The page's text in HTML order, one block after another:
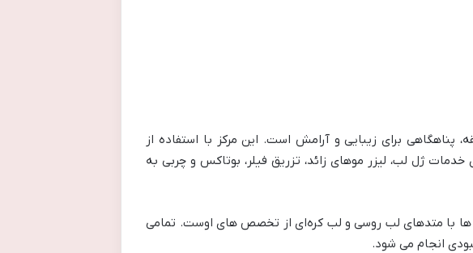
زعفرانیه تهران با مدیریت دکتر امین همدانی و بیش از ۷ سال سابقه، پناهگاهی برای زیبایی و آرامش است. این مرکز با استفاده از
سال ۱۳۹۶ تا امروز جذب کرده است. آدری خدمات ژل لب، لیزر موهای زائد، تزریق فیلر، بوتاکس و چربی به
با متدهای لب روسی و لب کره‌ای از تخصص های اوست. تمامی
انجام می شود.